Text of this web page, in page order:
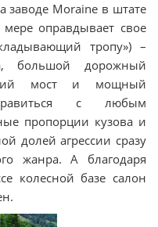
заводе Moraine в штате
оправдывает свое
тропу») –
большой дорожный
мост и мощный
с любым
пропорции кузова и
долей агрессии сразу
жанра. А благодаря
колесной базе салон